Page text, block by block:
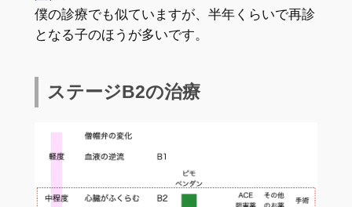
僕の診療でも似ていますが、半年くらいで再診
となる子のほうが多いです。
ステージB2の治療